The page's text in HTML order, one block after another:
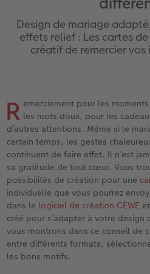
Étui
Pochette
Premières
Possibilités de
Exemples
Témoignages
Coffeetable
Tirages photo
Poster premium
Tirages
Photo d’identité
Accessoires
Affiche carte
Pêle-mêle
Photo sur alu-
Photo sur bois
Tableau photo
Photo sur
Multi-déco
Autres
Cartes à rabat
Carte à l’unité
École et bureau
Tirages créatifs
Boîte cadeau
Idées de
Carte cadeau
Boîte à
Coques en
Coques en
Coques avec
Avec design
Calendriers
Calendrier
Calendrier de
Accessoires
Carte de vœux
Planche de
Photos
Trouvez un
pour
Cadeaux de
pour les jeunes
pour l’EVJF
Mariage
Livre de l’année
App
Design de mariage
effets relief : Les cartes
créatif de remercier
R emerciement pour les
les mots doux, pour les
d’autres attentions. Même si le
certain temps, les gestes
continuent de faire effet. Il n’est
sa gratitude de tout cœur. Vous
possibilités de création pour une
individuelle que vous pourrez
dans le logiciel de création CEWE
créé pour s’adapter à votre design
vous montrons dans ce conseil de
entre différents formats,
les bons motifs.